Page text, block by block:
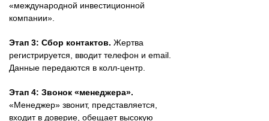
«международной инвестиционной
компании».
Этап 3: Сбор контактов. Жертва
регистрируется, вводит телефон и email.
Данные передаются в колл-центр.
Этап 4: Звонок «менеджера».
«Менеджер» звонит, представляется,
входит в доверие, обещает высокую